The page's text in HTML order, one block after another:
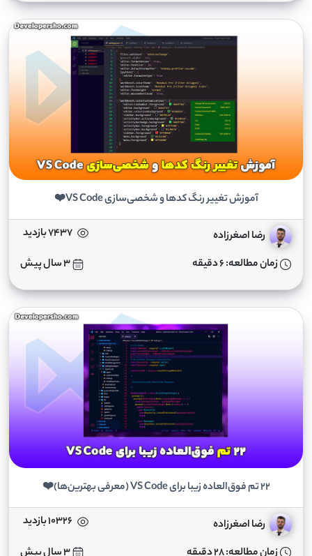
آموزش تغییر رنگ کدها و شخصی‌سازی VS Code❤️
رضا اصغرزاده
7437 بازدید
زمان مطالعه: 6 دقیقه
3 سال پیش
22 تم فوق‌العاده زیبا برای VS Code (معرفی بهترین‌ها)❤️
رضا اصغرزاده
10326 بازدید